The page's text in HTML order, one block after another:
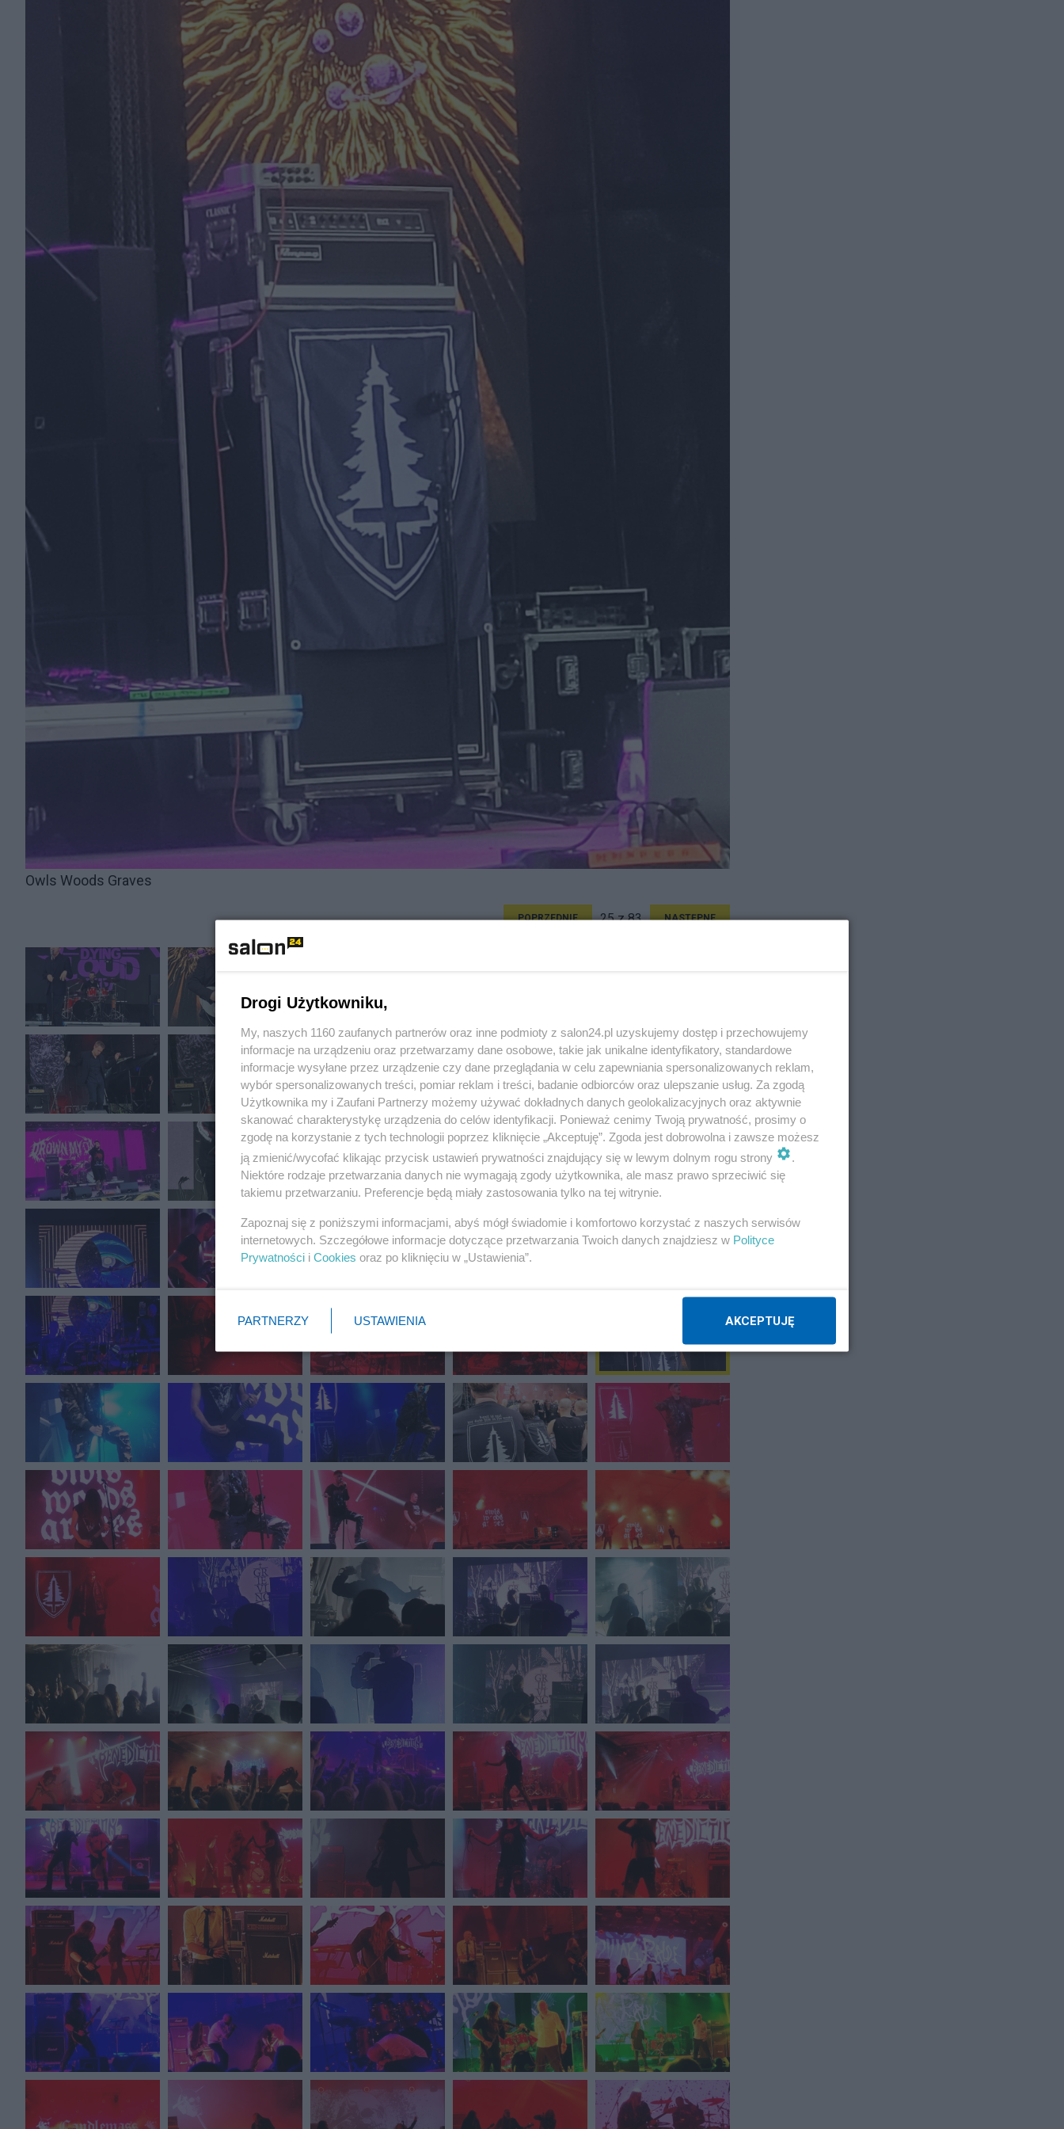
Owls Woods Graves
POPRZEDNIE 25 z 83 NASTĘPNE
Drogi Użytkowniku,
My, naszych 1160 zaufanych partnerów oraz inne podmioty z salon24.pl uzyskujemy dostęp i przechowujemy
informacje na urządzeniu oraz przetwarzamy dane osobowe, takie jak unikalne identyfikatory, standardowe
informacje wysyłane przez urządzenie czy dane przeglądania w celu zapewniania spersonalizowanych reklam,
wybór spersonalizowanych treści, pomiar reklam i treści, badanie odbiorców oraz ulepszanie usług. Za zgodą
Użytkownika my i Zaufani Partnerzy możemy używać dokładnych danych geolokalizacyjnych oraz aktywnie
skanować charakterystykę urządzenia do celów identyfikacji. Ponieważ cenimy Twoją prywatność, prosimy o
zgodę na korzystanie z tych technologii poprzez kliknięcie „Akceptuję”. Zgoda jest dobrowolna i zawsze możesz
ją zmienić/wycofać klikając przycisk ustawień prywatności znajdujący się w lewym dolnym rogu strony
.
Niektóre rodzaje przetwarzania danych nie wymagają zgody użytkownika, ale masz prawo sprzeciwić się
takiemu przetwarzaniu. Preferencje będą miały zastosowania tylko na tej witrynie.
Zapoznaj się z poniższymi informacjami, abyś mógł świadomie i komfortowo korzystać z naszych serwisów
internetowych. Szczegółowe informacje dotyczące przetwarzania Twoich danych znajdziesz w Polityce
Prywatności i Cookies oraz po kliknięciu w „Ustawienia”.
PARTNERZY USTAWIENIA AKCEPTUJĘ